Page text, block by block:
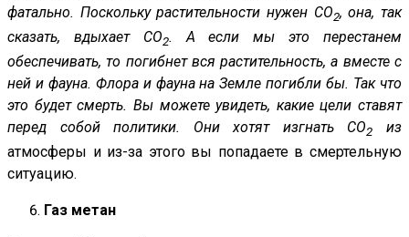
фатально. Поскольку растительности нужен CO2, она, так
сказать, вдыхает CO2. А если мы это перестанем
обеспечивать, то погибнет вся растительность, а вместе с
ней и фауна. Флора и фауна на Земле погибли бы. Так что
это будет смерть. Вы можете увидеть, какие цели ставят
перед собой политики. Они хотят изгнать CO2
из
атмосферы и из-за этого вы попадаете в смертельную
ситуацию.
Газ метан